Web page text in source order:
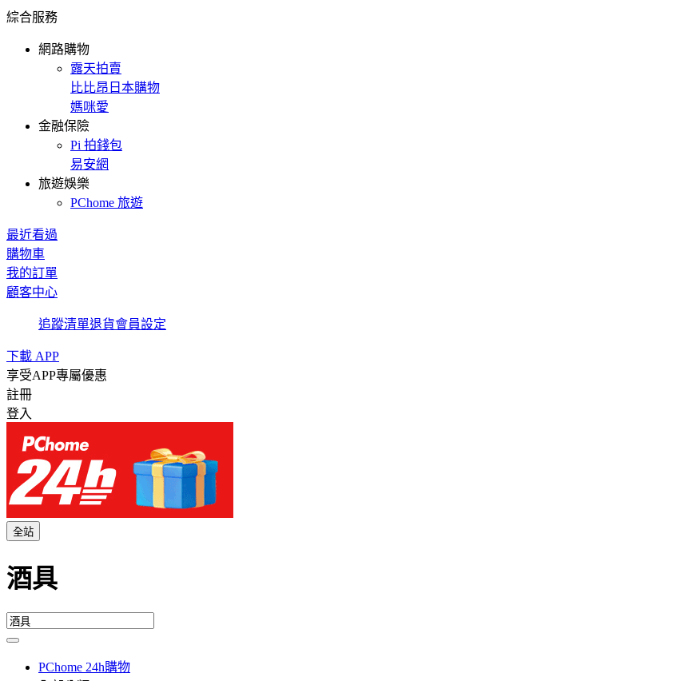
綜合服務
網路購物
露天拍賣
比比昂日本購物
媽咪愛
金融保險
Pi 拍錢包
易安網
旅遊娛樂
PChome 旅遊
最近看過
購物車
我的訂單
顧客中心
追蹤清單退貨會員設定
下載 APP
享受APP專屬優惠
註冊
登入
全站
酒具
PChome 24h購物